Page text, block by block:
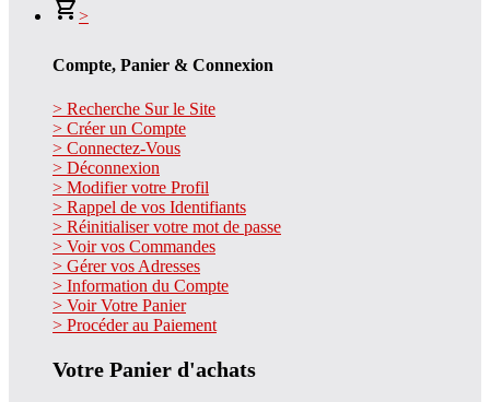
>
Compte, Panier & Connexion
> Recherche Sur le Site
> Créer un Compte
> Connectez-Vous
> Déconnexion
> Modifier votre Profil
> Rappel de vos Identifiants
> Réinitialiser votre mot de passe
> Voir vos Commandes
> Gérer vos Adresses
> Information du Compte
> Voir Votre Panier
> Procéder au Paiement
Votre Panier d'achats